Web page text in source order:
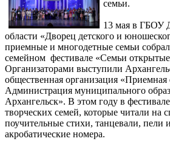
семьи.
13 мая в ГБОУ
области «Дворец детского и
приемные и многодетные семьи
семейном фестивале «Семьи открытые
Организаторами выступили
общественная организация «Приемная
Администрация муниципального
Архангельск». В этом году в
творческих семей, которые читали на
поучительные стихи, танцевали, пели
акробатические номера.